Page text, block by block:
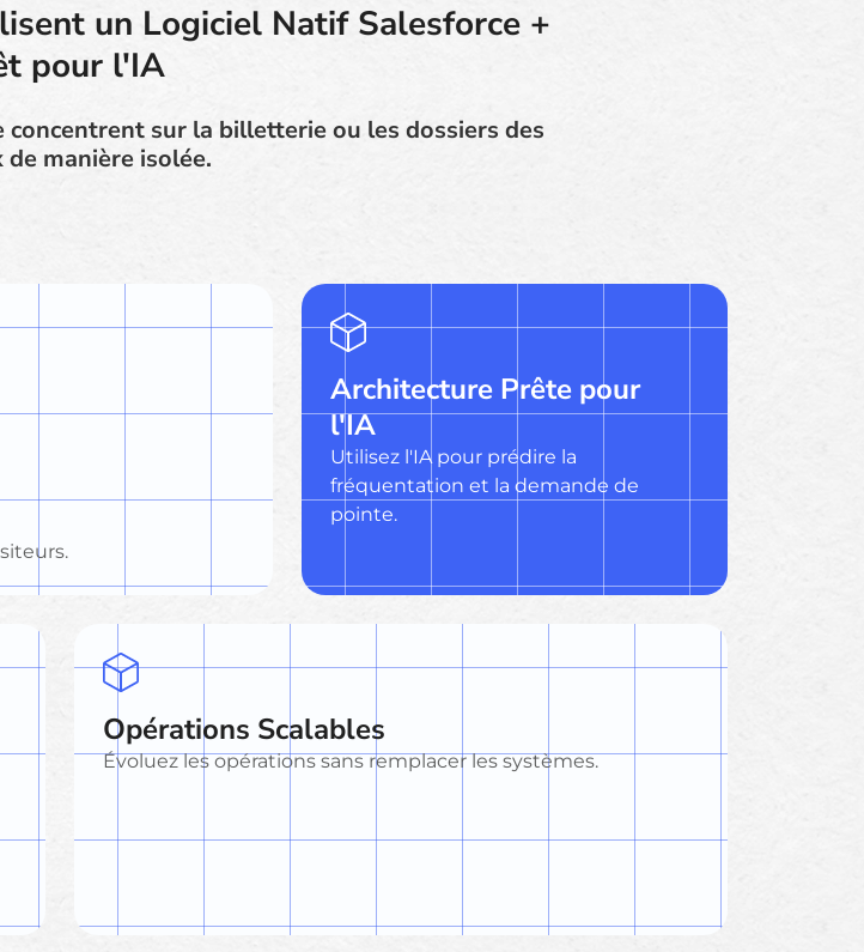
un Logiciel Natif Salesforce +
pour l'IA
sur la billetterie ou les dossiers des
de manière isolée.
Architecture Prête pour
l'IA
Utilisez l'IA pour prédire la
fréquentation et la demande de
pointe.
Opérations Scalables
Évoluez les opérations sans remplacer les systèmes.